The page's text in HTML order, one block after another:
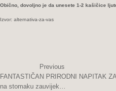
Obično, dovoljno je da unesete 1-2 kašičice
Izvor: alternativa-za-vas
Previous
FANTASTIČAN PRIRODNI NAPITAK
na stomaku zauvijek…